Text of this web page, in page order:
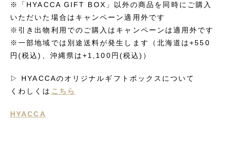
※「HYACCA GIFT BOX」以外の商品を同時にご購入
いただいた場合はキャンペーン適用外です
※引き出物利用でのご購入はキャンペーンは適用外です
※一部地域では別途送料が発生します（北海道は+550
円(税込)、沖縄県は+1,100円(税込)）
▷ HYACCAのオリジナルギフトボックスについて
くわしくは こちら
HYACCA